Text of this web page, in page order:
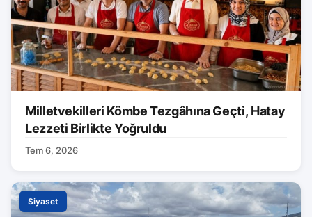
Milletvekilleri Kömbe Tezgâhına Geçti, Hatay
Lezzeti Birlikte Yoğruldu
Tem 6, 2026
Siyaset